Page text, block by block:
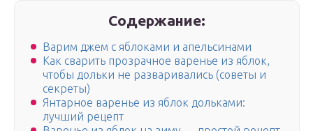
Содержание:
Варим джем с яблоками и апельсинами
Как сварить прозрачное варенье из яблок,
чтобы дольки не разваривались (советы и
секреты)
Янтарное варенье из яблок дольками:
лучший рецепт